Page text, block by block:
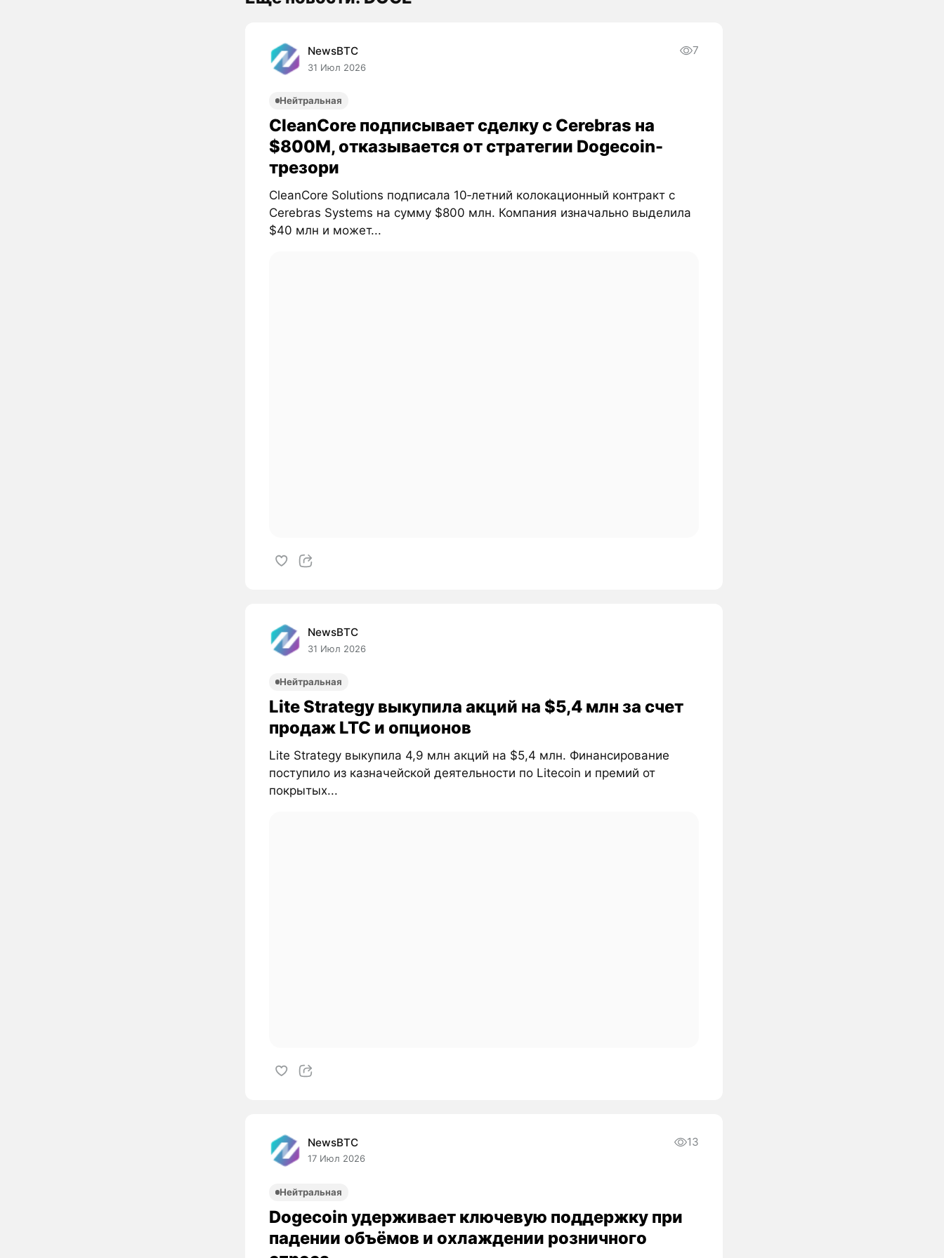
NewsBTC
31 Июл 2026
7
Нейтральная
CleanCore подписывает сделку с Cerebras на
$800M, отказывается от стратегии Dogecoin-
трезори
CleanCore Solutions подписала 10‑летний колокационный контракт с
Cerebras Systems на сумму $800 млн. Компания изначально выделила
$40 млн и может...
NewsBTC
31 Июл 2026
Нейтральная
Lite Strategy выкупила акций на $5,4 млн за счет
продаж LTC и опционов
Lite Strategy выкупила 4,9 млн акций на $5,4 млн. Финансирование
поступило из казначейской деятельности по Litecoin и премий от
покрытых...
NewsBTC
17 Июл 2026
13
Нейтральная
Dogecoin удерживает ключевую поддержку при
падении объёмов и охлаждении розничного